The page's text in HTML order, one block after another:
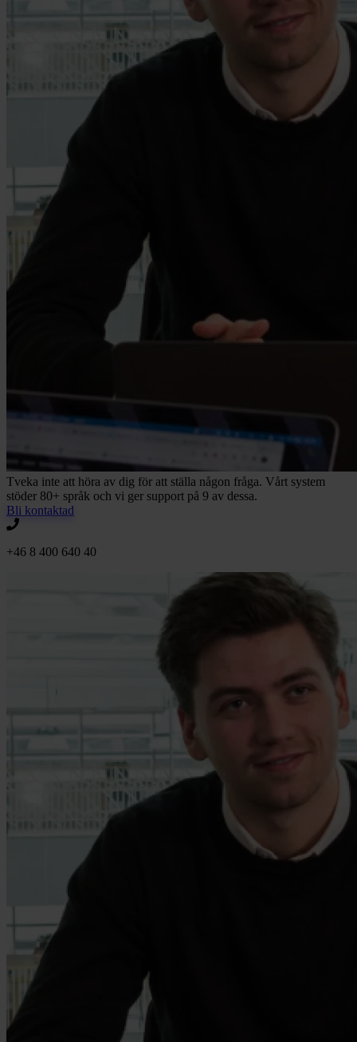
Tveka inte att höra av dig för att ställa någon fråga. Vårt system
stöder 80+ språk och vi ger support på 9 av dessa.
Bli kontaktad
+46 8 400 640 40